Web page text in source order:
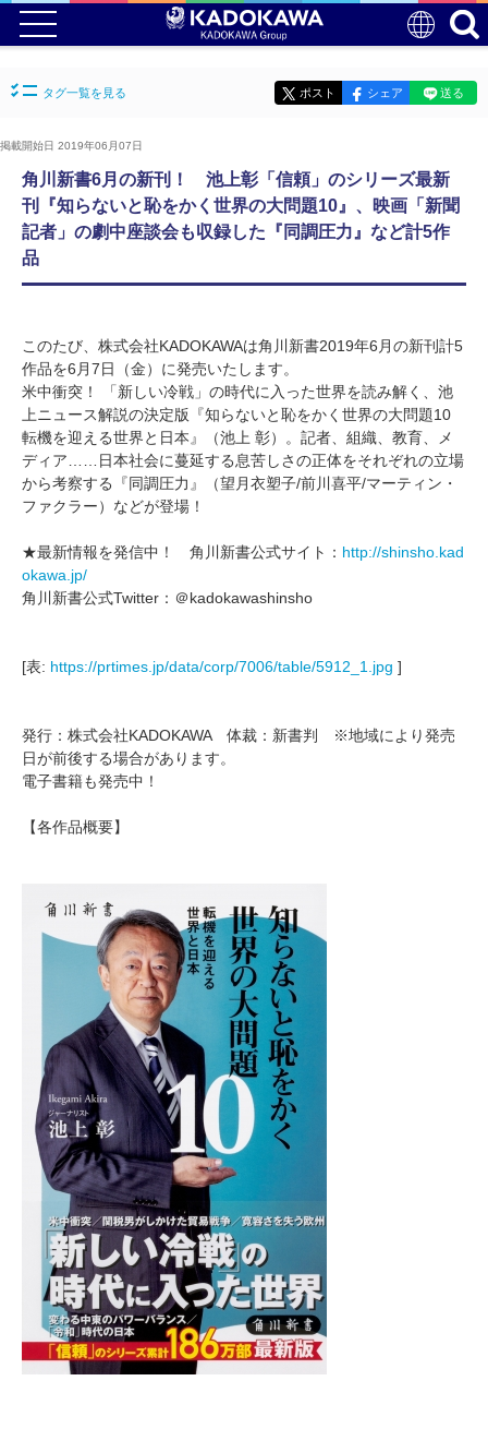
タグ一覧を見る ポスト シェア 送る
掲載開始日 2019年06月07日
角川新書6月の新刊！ 池上彰「信頼」のシリーズ最新
刊『知らないと恥をかく世界の大問題10』、映画「新聞
記者」の劇中座談会も収録した『同調圧力』など計5作
品
このたび、株式会社KADOKAWAは角川新書2019年6月の新刊計5
作品を6月7日（金）に発売いたします。
米中衝突！ 「新しい冷戦」の時代に入った世界を読み解く、池
上ニュース解説の決定版『知らないと恥をかく世界の大問題10
転機を迎える世界と日本』（池上 彰）。記者、組織、教育、メ
ディア……日本社会に蔓延する息苦しさの正体をそれぞれの立場
から考察する『同調圧力』（望月衣塑子/前川喜平/マーティン・
ファクラー）などが登場！
★最新情報を発信中！ 角川新書公式サイト： http://shinsho.kad
okawa.jp/
角川新書公式Twitter：＠kadokawashinsho
[表: https://prtimes.jp/data/corp/7006/table/5912_1.jpg ]
発行：株式会社KADOKAWA 体裁：新書判 ※地域により発売
日が前後する場合があります。
電子書籍も発売中！
【各作品概要】